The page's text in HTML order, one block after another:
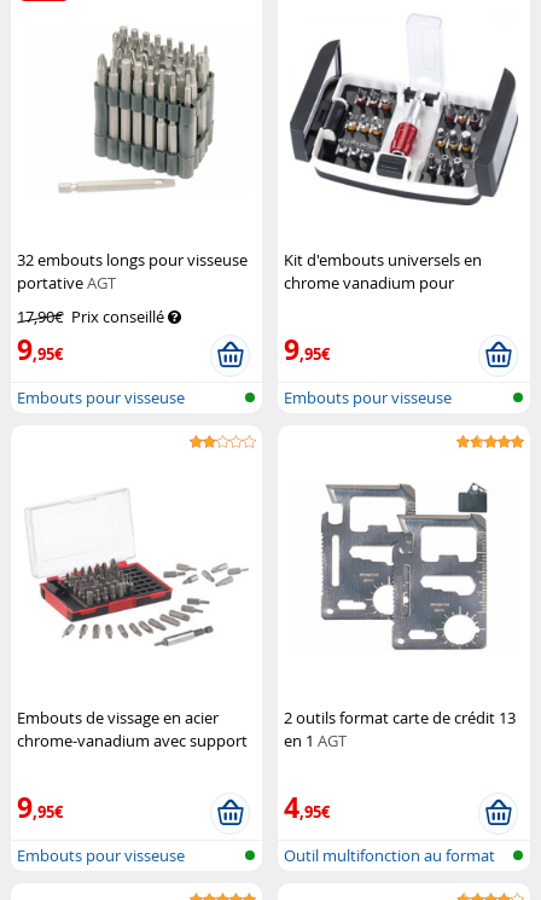
32 embouts longs pour visseuse
portativeAGT
17,90€ Prix conseillé
9,95€
Embouts pour visseuse
Kit d'embouts universels en
chrome vanadium pour
9,95€
Embouts pour visseuse
Embouts de vissage en acier
chrome-vanadium avec support
9,95€
Embouts pour visseuse
2 outils format carte de crédit 13
en 1AGT
4,95€
Outil multifonction au format